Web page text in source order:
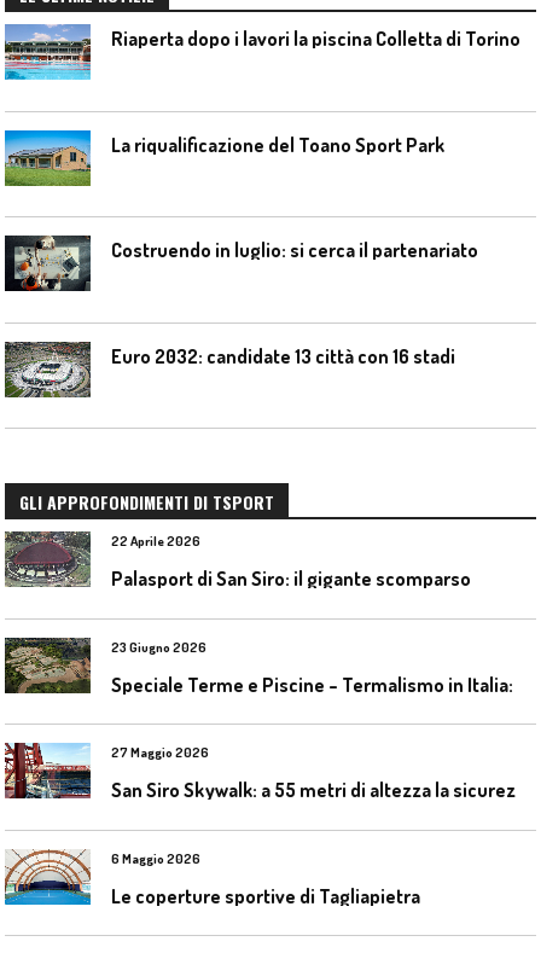
Riaperta dopo i lavori la piscina Colletta di Torino
La riqualificazione del Toano Sport Park
Costruendo in luglio: si cerca il partenariato
Euro 2032: candidate 13 città con 16 stadi
GLI APPROFONDIMENTI DI TSPORT
22 Aprile 2026
Palasport di San Siro: il gigante scomparso
23 Giugno 2026
27 Maggio 2026
6 Maggio 2026
Le coperture sportive di Tagliapietra